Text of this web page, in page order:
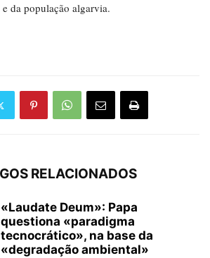
da população algarvia.
RELACIONADOS
«Laudate Deum»: Papa
questiona «paradigma
tecnocrático», na base da
«degradação ambiental»